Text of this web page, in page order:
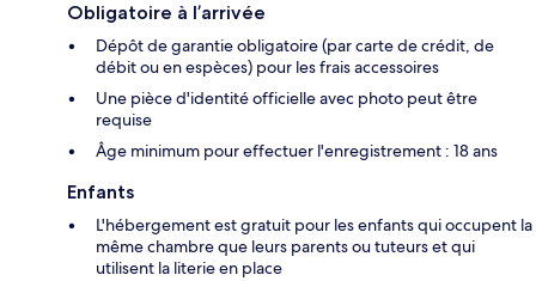
Obligatoire à l’arrivée
Dépôt de garantie obligatoire (par carte de crédit, de
débit ou en espèces) pour les frais accessoires
Une pièce d'identité officielle avec photo peut être
requise
Âge minimum pour effectuer l'enregistrement : 18 ans
Enfants
L'hébergement est gratuit pour les enfants qui occupent la
même chambre que leurs parents ou tuteurs et qui
utilisent la literie en place